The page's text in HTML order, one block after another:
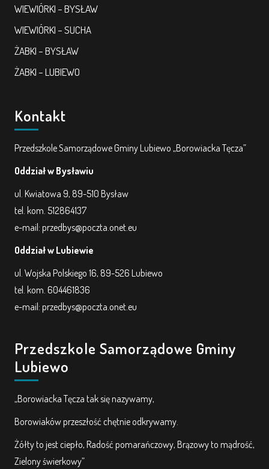
WIEWIÓRKI – BYSŁAW
WIEWIÓRKI – SUCHA
ŻABKI – BYSŁAW
ŻABKI – LUBIEWO
Kontakt
Przedszkole Samorządowe Gminy Lubiewo „Borowiacka Tęcza”
Oddział w Bysławiu
ul. Kwiatowa 9, 89-510 Bysław
tel. kom. 512864137
e-mail: przedbys@poczta.onet.eu
Oddział w Lubiewie
ul. Wojska Polskiego 16, 89-526 Lubiewo
tel. kom. 604461836
e-mail: przedbys@poczta.onet.eu
Przedszkole Samorządowe Gminy
Lubiewo
„Borowiacka Tęcza tak się nazywamy,
Borowiaków przeszłość chętnie odkrywamy.
Żółty to jest ciepło, Radość pomarańczowy, Brązowy to mądrość,
Zielony świerkowy”